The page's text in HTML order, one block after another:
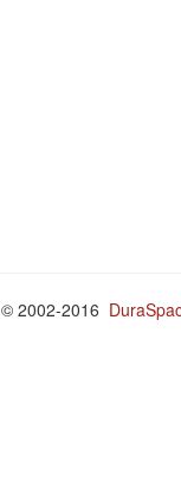
2002-2016